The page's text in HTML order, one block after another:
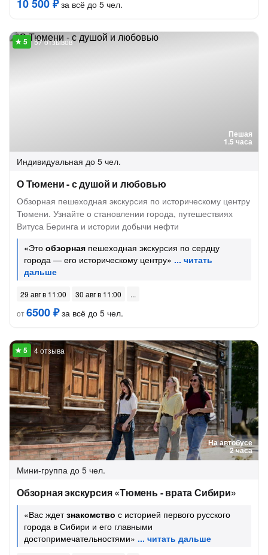
10 500 ₽за всё до 5 чел.
Пешая
1.5 часа
57 отзывов
Индивидуальная до 5 чел.
О Тюмени - с душой и любовью
Обзорная пешеходная экскурсия по историческому центру
Тюмени. Узнайте о становлении города, путешествиях
Витуса Беринга и истории добычи нефти
«Это обзорная пешеходная экскурсия по сердцу
города — его историческому центру»
29 авг в 11:00
30 авг в 11:00
от6500 ₽за всё до 5 чел.
На автобусе
2 часа
4 отзыва
Мини-группа до 5 чел.
Обзорная экскурсия «Тюмень - врата Сибири»
«Вас ждетзнакомство с историей первого русского
города в Сибири и его главными
достопримечательностями»